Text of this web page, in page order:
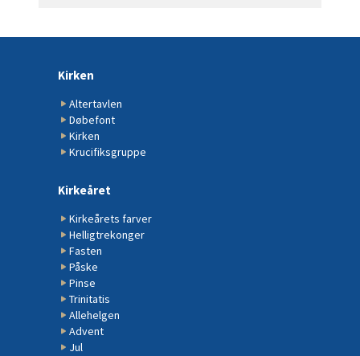
Kirken
Altertavlen
Døbefont
Kirken
Krucifiksgruppe
Kirkeåret
Kirkeårets farver
Helligtrekonger
Fasten
Påske
Pinse
Trinitatis
Allehelgen
Advent
Jul